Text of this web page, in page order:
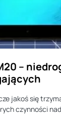
–
jakoś się
czynności